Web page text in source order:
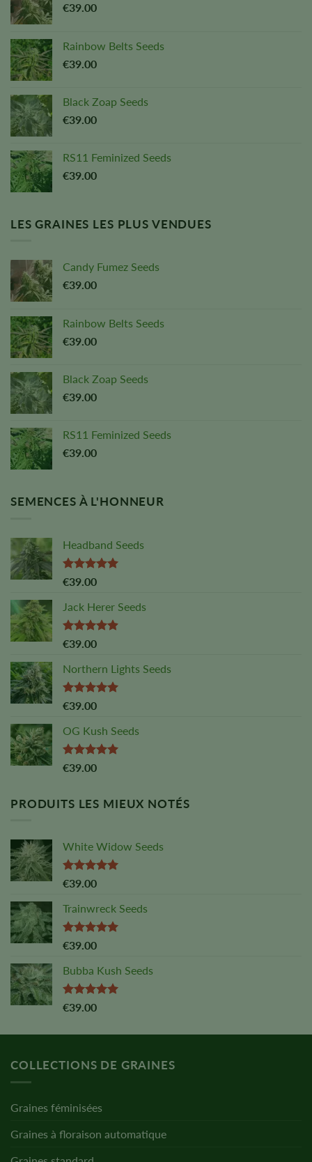
€39.00
Rainbow Belts Seeds
€39.00
Black Zoap Seeds
€39.00
RS11 Feminized Seeds
€39.00
LES GRAINES LES PLUS VENDUES
Candy Fumez Seeds
€39.00
Rainbow Belts Seeds
€39.00
Black Zoap Seeds
€39.00
RS11 Feminized Seeds
€39.00
SEMENCES À L'HONNEUR
Headband Seeds
Note :
€39.00
Jack Herer Seeds
Note :
€39.00
Northern Lights Seeds
Note :
€39.00
OG Kush Seeds
Note :
€39.00
PRODUITS LES MIEUX NOTÉS
White Widow Seeds
Note :
€39.00
Trainwreck Seeds
Note :
€39.00
Bubba Kush Seeds
Note :
€39.00
COLLECTIONS DE GRAINES
Graines féminisées
Graines à floraison automatique